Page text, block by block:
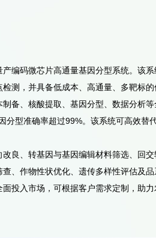
编码微芯片高通量基因分型系统。该
测，并具备低成本、高通量、多靶标的
备、核酸提取、基因分型、数据分析
分型准确率超过99%。该系统可高效替
良、转基因与基因编辑材料筛选、回交
、作物性状优化、遗传多样性评估及
投入市场，可根据客户需求定制，助力